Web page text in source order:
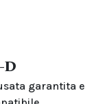
D
garantita e